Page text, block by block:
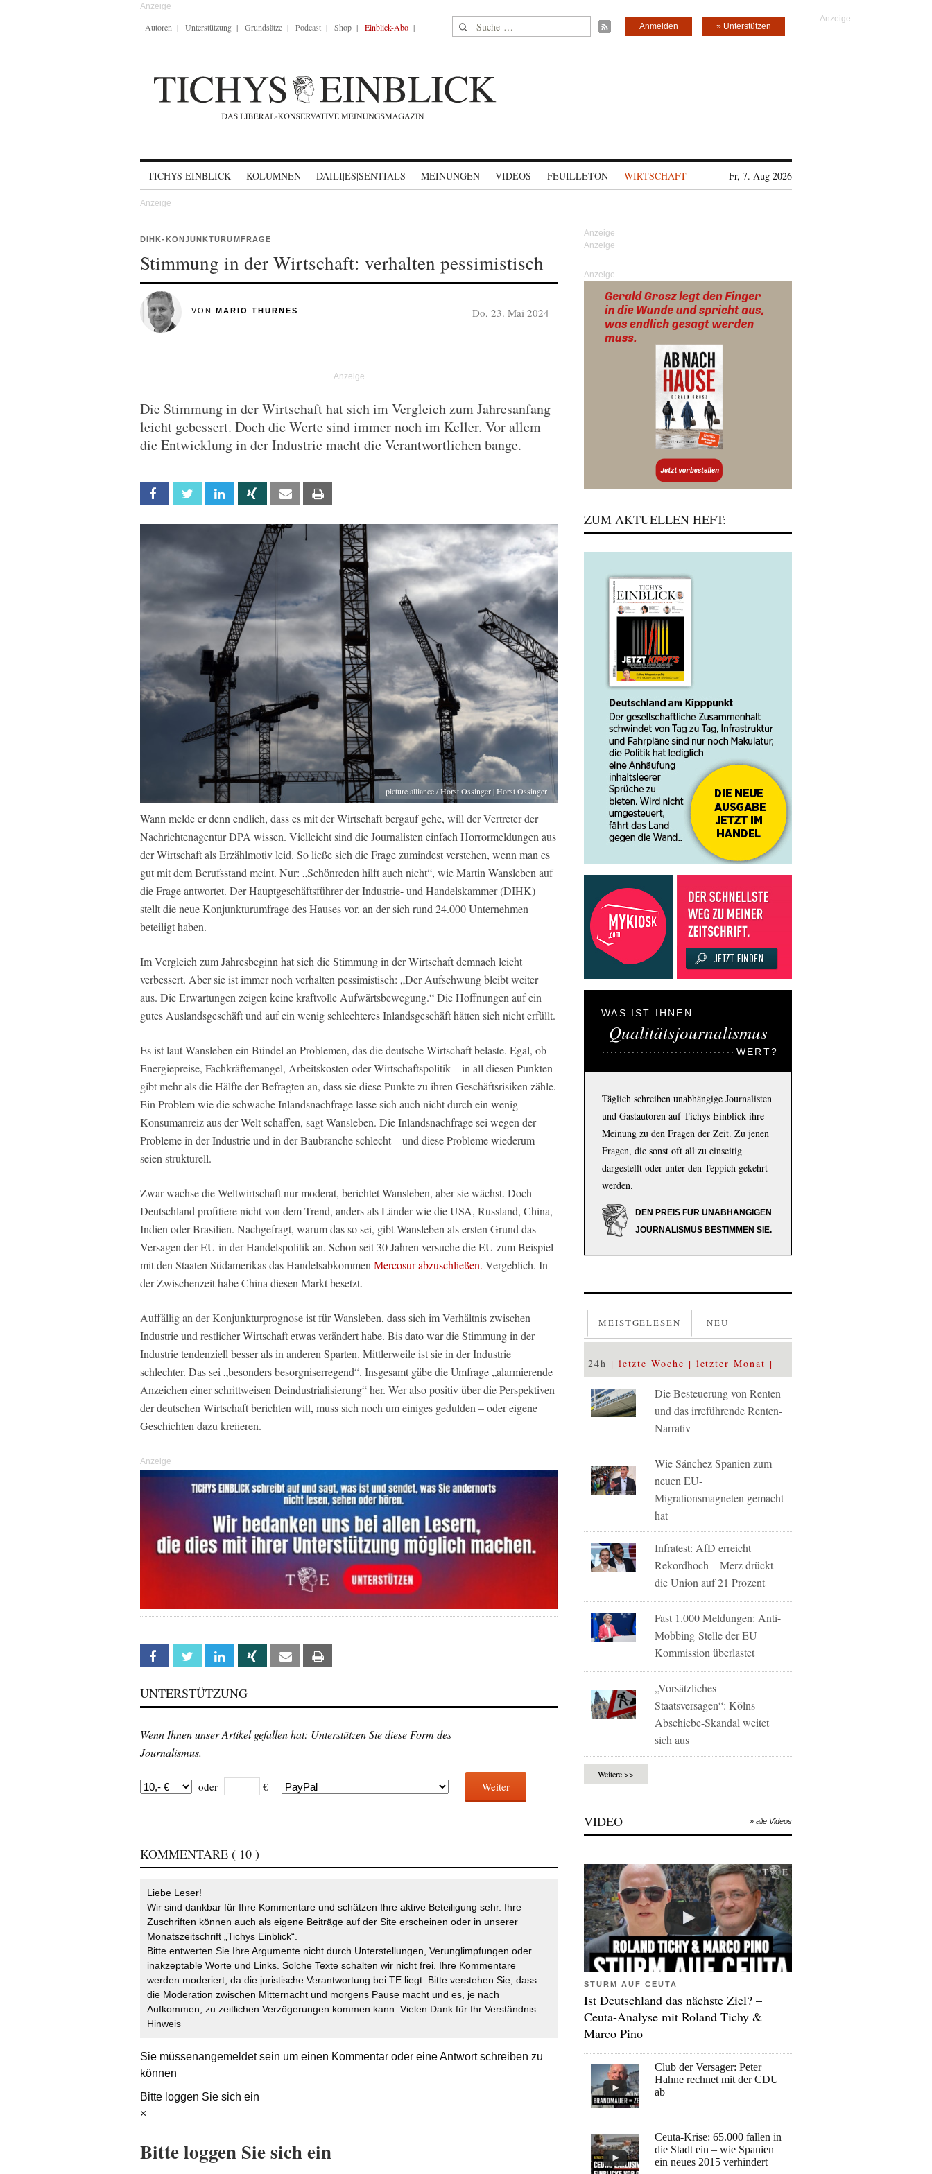
Autoren Unterstützung Grundsätze Podcast Shop Einblick-Abo Suche nach: » Unterstützen
Anmelden
TICHYS EINBLICK KOLUMNEN DAILI|ES|SENTIALS MEINUNGEN VIDEOS FEUILLETON WIRTSCHAFT Fr, 7. Aug 2026
DIHK-KONJUNKTURUMFRAGE
Stimmung in der Wirtschaft: verhalten pessimistisch
VON MARIO THURNES Do, 23. Mai 2024
Die Stimmung in der Wirtschaft hat sich im Vergleich zum Jahresanfang
leicht gebessert. Doch die Werte sind immer noch im Keller. Vor allem
die Entwicklung in der Industrie macht die Verantwortlichen bange.
Facebook Twitter Linkedin Xing Email
picture alliance / Horst Ossinger | Horst Ossinger
Wann melde er denn endlich, dass es mit der Wirtschaft bergauf gehe, will der Vertreter der
Nachrichtenagentur DPA wissen. Vielleicht sind die Journalisten einfach Horrormeldungen aus
der Wirtschaft als Erzählmotiv leid. So ließe sich die Frage zumindest verstehen, wenn man es
gut mit dem Berufsstand meint. Nur: „Schönreden hilft auch nicht“, wie Martin Wansleben auf
die Frage antwortet. Der Hauptgeschäftsführer der Industrie- und Handelskammer (DIHK)
stellt die neue Konjunkturumfrage des Hauses vor, an der sich rund 24.000 Unternehmen
beteiligt haben.
Im Vergleich zum Jahresbeginn hat sich die Stimmung in der Wirtschaft demnach leicht
verbessert. Aber sie ist immer noch verhalten pessimistisch: „Der Aufschwung bleibt weiter
aus. Die Erwartungen zeigen keine kraftvolle Aufwärtsbewegung.“ Die Hoffnungen auf ein
gutes Auslandsgeschäft und auf ein wenig schlechteres Inlandsgeschäft hätten sich nicht erfüllt.
Es ist laut Wansleben ein Bündel an Problemen, das die deutsche Wirtschaft belaste. Egal, ob
Energiepreise, Fachkräftemangel, Arbeitskosten oder Wirtschaftspolitik – in all diesen Punkten
gibt mehr als die Hälfte der Befragten an, dass sie diese Punkte zu ihren Geschäftsrisiken zähle.
Ein Problem wie die schwache Inlandsnachfrage lasse sich auch nicht durch ein wenig
Konsumanreiz aus der Welt schaffen, sagt Wansleben. Die Inlandsnachfrage sei wegen der
Probleme in der Industrie und in der Baubranche schlecht – und diese Probleme wiederum
seien strukturell.
Zwar wachse die Weltwirtschaft nur moderat, berichtet Wansleben, aber sie wächst. Doch
Deutschland profitiere nicht von dem Trend, anders als Länder wie die USA, Russland, China,
Indien oder Brasilien. Nachgefragt, warum das so sei, gibt Wansleben als ersten Grund das
Versagen der EU in der Handelspolitik an. Schon seit 30 Jahren versuche die EU zum Beispiel
mit den Staaten Südamerikas das Handelsabkommen Mercosur abzuschließen. Vergeblich. In
der Zwischenzeit habe China diesen Markt besetzt.
Auffällig an der Konjunkturprognose ist für Wansleben, dass sich im Verhältnis zwischen
Industrie und restlicher Wirtschaft etwas verändert habe. Bis dato war die Stimmung in der
Industrie tendenziell besser als in anderen Sparten. Mittlerweile ist sie in der Industrie
schlechter. Das sei „besonders besorgniserregend“. Insgesamt gäbe die Umfrage „alarmierende
Anzeichen einer schrittweisen Deindustrialisierung“ her. Wer also positiv über die Perspektiven
der deutschen Wirtschaft berichten will, muss sich noch um einiges gedulden – oder eigene
Geschichten dazu kreiieren.
Anzeige
Facebook Twitter Linkedin Xing Email
UNTERSTÜTZUNG
Wenn Ihnen unser Artikel gefallen hat: Unterstützen Sie diese Form des
Journalismus.
oder € Weiter
KOMMENTARE ( 10 )
Liebe Leser!
Wir sind dankbar für Ihre Kommentare und schätzen Ihre aktive Beteiligung sehr. Ihre
Zuschriften können auch als eigene Beiträge auf der Site erscheinen oder in unserer
Monatszeitschrift „Tichys Einblick“.
Bitte entwerten Sie Ihre Argumente nicht durch Unterstellungen, Verunglimpfungen oder
inakzeptable Worte und Links. Solche Texte schalten wir nicht frei. Ihre Kommentare
werden moderiert, da die juristische Verantwortung bei TE liegt. Bitte verstehen Sie, dass
die Moderation zwischen Mitternacht und morgens Pause macht und es, je nach
Aufkommen, zu zeitlichen Verzögerungen kommen kann. Vielen Dank für Ihr Verständnis.
Hinweis
Sie müssenangemeldetsein um einen Kommentar oder eine Antwort schreiben zu
können
Bitte loggen Sie sich ein
×
Bitte loggen Sie sich ein
Anzeige
ZUM AKTUELLEN HEFT:
WAS IST IHNEN
Qualitätsjournalismus
WERT?
Täglich schreiben unabhängige Journalisten
und Gastautoren auf Tichys Einblick ihre
Meinung zu den Fragen der Zeit. Zu jenen
Fragen, die sonst oft all zu einseitig
dargestellt oder unter den Teppich gekehrt
werden.
DEN PREIS FÜR UNABHÄNGIGEN
JOURNALISMUS BESTIMMEN SIE.
MEISTGELESEN NEU
24h letzte Woche letzter Monat
Die Besteuerung von Renten
und das irreführende Renten-
Narrativ
Wie Sánchez Spanien zum
neuen EU-
Migrationsmagneten gemacht
hat
Infratest: AfD erreicht
Rekordhoch – Merz drückt
die Union auf 21 Prozent
Fast 1.000 Meldungen: Anti-
Mobbing-Stelle der EU-
Kommission überlastet
„Vorsätzliches
Staatsversagen“: Kölns
Abschiebe-Skandal weitet
sich aus
Weitere >>
VIDEO » alle Videos
STURM AUF CEUTA
Ist Deutschland das nächste Ziel? –
Ceuta-Analyse mit Roland Tichy &
Marco Pino
Club der Versager: Peter
Hahne rechnet mit der CDU
ab
Ceuta-Krise: 65.000 fallen in
die Stadt ein – wie Spanien
ein neues 2015 verhindert